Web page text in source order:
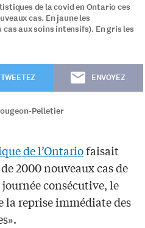
de la covid en Ontario ces
cas. En jaune les
aux soins intensifs). En gris les
TWEETEZ ENVOYEZ
Pelletier
de l’Ontariofaisait
2000 nouveaux cas de
consécutive, le
la reprise immédiate des